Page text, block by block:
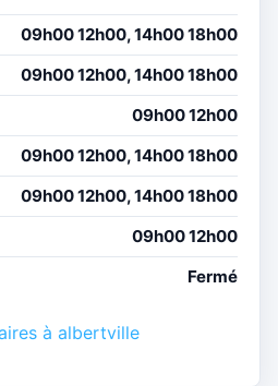
09h00 12h00, 14h00 18h00
09h00 12h00, 14h00 18h00
09h00 12h00
09h00 12h00, 14h00 18h00
09h00 12h00, 14h00 18h00
09h00 12h00
Fermé
à albertville